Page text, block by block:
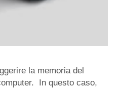
la memoria del
In questo caso,